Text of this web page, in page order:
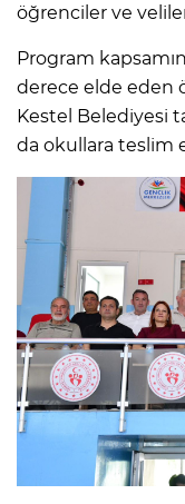
öğrenciler ve
Program
derece elde eden
Kestel Belediyesi
da okullara teslim